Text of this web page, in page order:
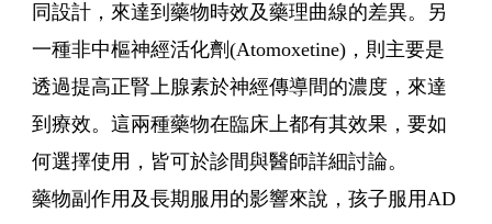
同設計，來達到藥物時效及藥理曲線的差異。另
一種非中樞神經活化劑(Atomoxetine)，則主要是
透過提高正腎上腺素於神經傳導間的濃度，來達
到療效。這兩種藥物在臨床上都有其效果，要如
何選擇使用，皆可於診間與醫師詳細討論。
藥物副作用及長期服用的影響來說，孩子服用AD